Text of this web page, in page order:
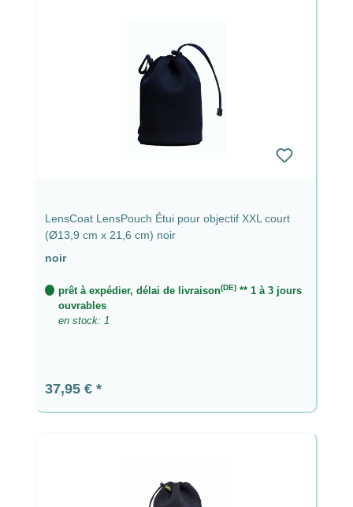
LensCoat LensPouch Étui pour objectif XXL court
(Ø13,9 cm x 21,6 cm) noir
noir
prêt à expédier, délai de livraison(DE)** 1 à 3 jours
ouvrables
en stock: 1
Prix régulier :
37,95 €